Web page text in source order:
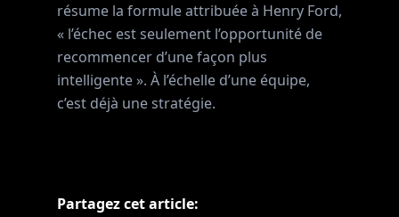
résume la formule attribuée à Henry Ford,
« l’échec est seulement l’opportunité de
recommencer d’une façon plus
intelligente ». À l’échelle d’une équipe,
c’est déjà une stratégie.
Partagez cet article: